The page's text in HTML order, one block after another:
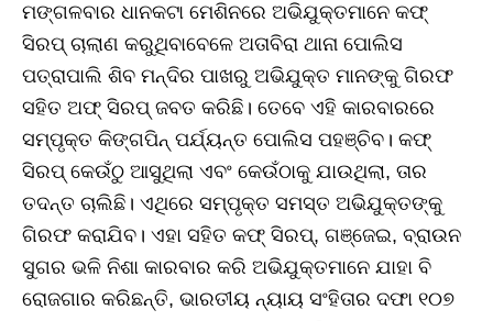
ମଙ୍ଗଳବାର ଧାନକଟା ମେଶିନରେ ଅଭିଯୁକ୍ତମାନେ କଫ୍
ସିରପ୍ ଚାଲାଣ କରୁଥିବାବେଳେ ଅତାବିରା ଥାନା ପୋଲିସ
ପତ୍ରାପାଲି ଶିବ ମନ୍ଦିର ପାଖରୁ ଅଭିଯୁକ୍ତ ମାନଙ୍କୁ ଗିରଫ
ସହିତ ଅଫ୍ ସିରପ୍ ଜବତ କରିଛି। ତେବେ ଏହି କାରବାରରେ
ସମ୍ପୃକ୍ତ କିଙ୍ଗପିନ୍ ପର୍ଯ୍ୟନ୍ତ ପୋଲିସ ପହଞ୍ଚିବ। କଫ୍
ସିରପ୍ କେଉଁଠୁ ଆସୁଥିଲା ଏବଂ କେଉଁଠାକୁ ଯାଉଥିଲା, ତାର
ତଦନ୍ତ ଚାଲିଛି। ଏଥିରେ ସମ୍ପୃକ୍ତ ସମସ୍ତ ଅଭିଯୁକ୍ତଙ୍କୁ
ଗିରଫ କରାଯିବ। ଏହା ସହିତ କଫ୍ ସିରପ୍, ଗଞ୍ଜେଇ, ବ୍ରାଉନ
ସୁଗର ଭଳି ନିଶା କାରବାର କରି ଅଭିଯୁକ୍ତମାନେ ଯାହା ବି
ରୋଜଗାର କରିଛନ୍ତି, ଭାରତୀୟ ନ୍ୟାୟ ସଂହିତାର ଦଫା ୧୦୭